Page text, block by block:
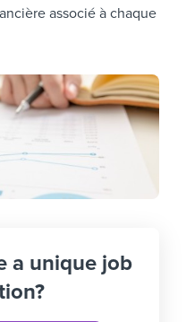
associé à chaque
a unique job